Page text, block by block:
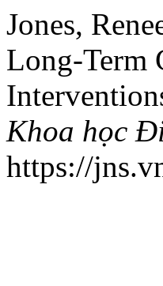
Jones,
Long-Term
Khoa học
https://